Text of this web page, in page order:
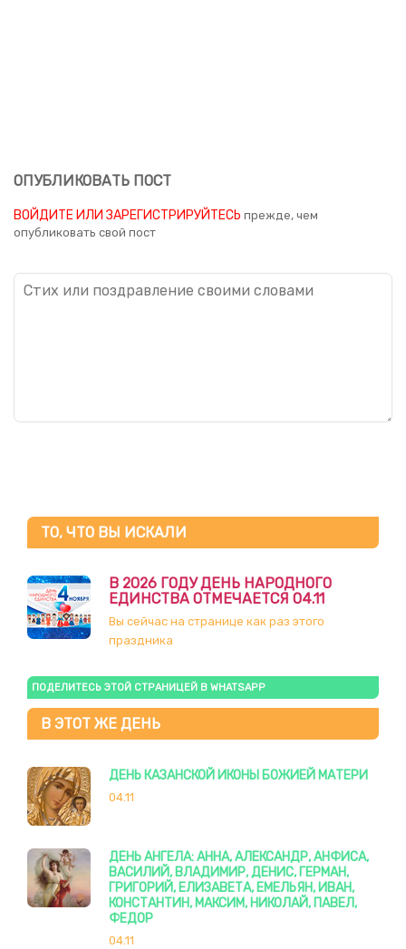
ОПУБЛИКОВАТЬ ПОСТ
ВОЙДИТЕ ИЛИ ЗАРЕГИСТРИРУЙТЕСЬ прежде, чем
опубликовать свой пост
ТО, ЧТО ВЫ ИСКАЛИ
В 2026 ГОДУ ДЕНЬ НАРОДНОГО
ЕДИНСТВА ОТМЕЧАЕТСЯ 04.11
Вы сейчас на странице как раз этого
праздника
ПОДЕЛИТЕСЬ ЭТОЙ СТРАНИЦЕЙ В WHATSAPP
В ЭТОТ ЖЕ ДЕНЬ
ДЕНЬ КАЗАНСКОЙ ИКОНЫ БОЖИЕЙ МАТЕРИ
04.11
ДЕНЬ АНГЕЛА: АННА, АЛЕКСАНДР, АНФИСА,
ВАСИЛИЙ, ВЛАДИМИР, ДЕНИС, ГЕРМАН,
ГРИГОРИЙ, ЕЛИЗАВЕТА, ЕМЕЛЬЯН, ИВАН,
КОНСТАНТИН, МАКСИМ, НИКОЛАЙ, ПАВЕЛ,
ФЕДОР
04.11